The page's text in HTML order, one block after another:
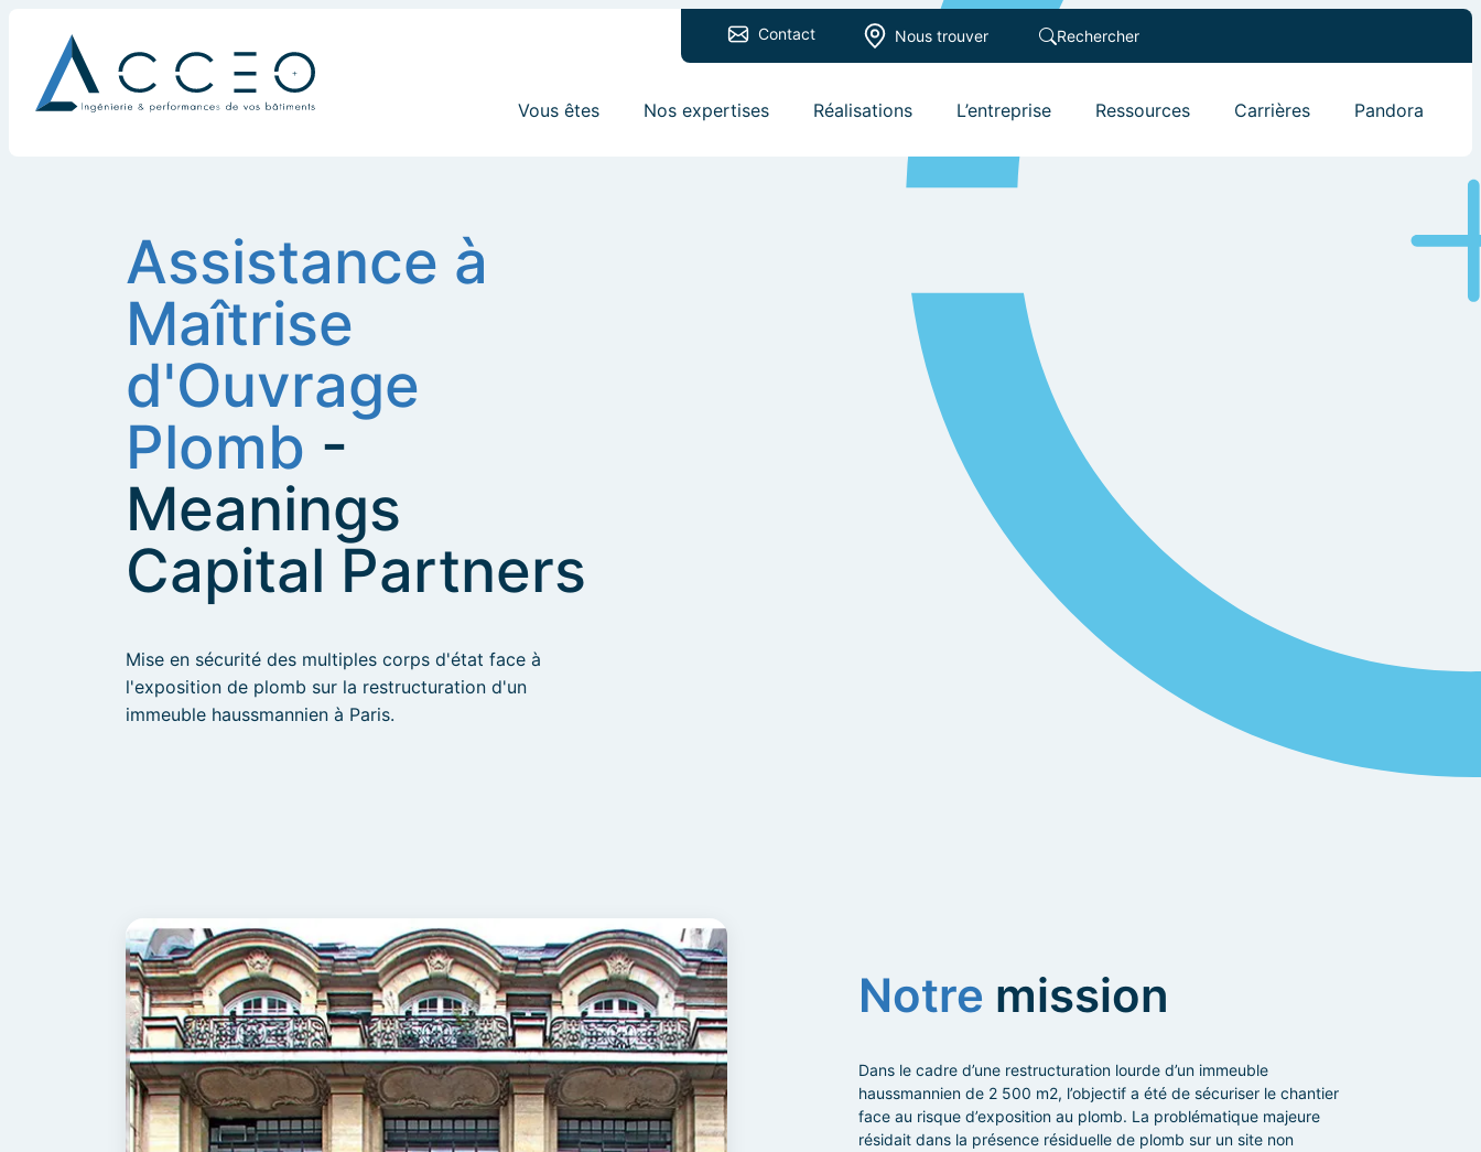
Contact Nous trouver Rechercher
Vous êtes Nos expertises Réalisations L’entreprise Ressources Carrières Pandora
Assistance à
Maîtrise
d'Ouvrage
Plomb -
Meanings
Capital Partners
Mise en sécurité des multiples corps d'état face à
l'exposition de plomb sur la restructuration d'un
immeuble haussmannien à Paris.
Notre mission
Dans le cadre d’une restructuration lourde d’un immeuble
haussmannien de 2 500 m2, l’objectif a été de sécuriser le chantier
face au risque d’exposition au plomb. La problématique majeure
résidait dans la présence résiduelle de plomb sur un site non